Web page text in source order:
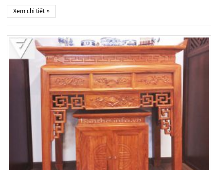
Xem chi tiết »